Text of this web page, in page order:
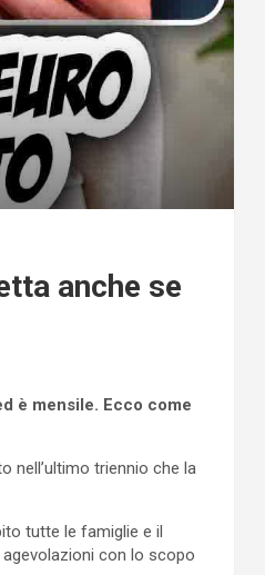
anche se
è mensile. Ecco come
nell’ultimo triennio che la
tutte le famiglie e il
con lo scopo